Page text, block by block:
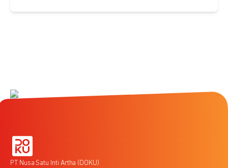
PT Nusa Satu Inti Artha (DOKU)